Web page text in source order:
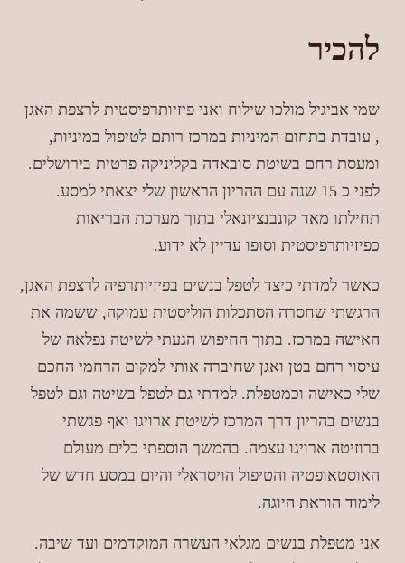
להכיר
שמי אביגיל מולכו שילוח ואני פיזיותרפיסטית לרצפת האגן
, עובדת בתחום המיניות במרכז רותם לטיפול במיניות,
ומעסת רחם בשיטת סובאדה בקליניקה פרטית בירושלים.
לפני כ 15 שנה עם ההריון הראשון שלי יצאתי למסע.
תחילתו מאד קונבנציונאלי בתוך מערכת הבריאות
כפיזיותרפיסטית וסופו עדיין לא ידוע.
כאשר למדתי כיצד לטפל בנשים בפיזיותרפיה לרצפת האגן,
הרגשתי שחסרה הסתכלות הוליסטית עמוקה, ששמה את
האישה במרכז. בתוך החיפוש הגעתי לשיטה נפלאה של
עיסוי רחם בטן ואגן שחיברה אותי למקום הרחמי החכם
שלי כאישה וכמטפלת. למדתי גם לטפל בשיטה וגם לטפל
בנשים בהריון דרך המרכז לשיטת ארויגו ואף פגשתי
ברוזיטה ארויגו עצמה. בהמשך הוספתי כלים מעולם
האוסטאופטיה והטיפול הויסראלי והיום במסע חדש של
לימוד הוראת היוגה.
אני מטפלת בנשים מגלאי העשרה המוקדמים ועד שיבה.